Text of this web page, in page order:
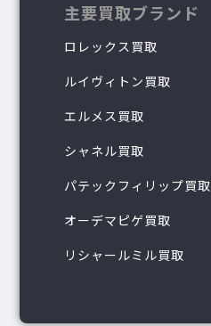
主要買取ブランド
ロレックス買取
ルイヴィトン買取
エルメス買取
シャネル買取
パテックフィリップ買取
オーデマピゲ買取
リシャールミル買取